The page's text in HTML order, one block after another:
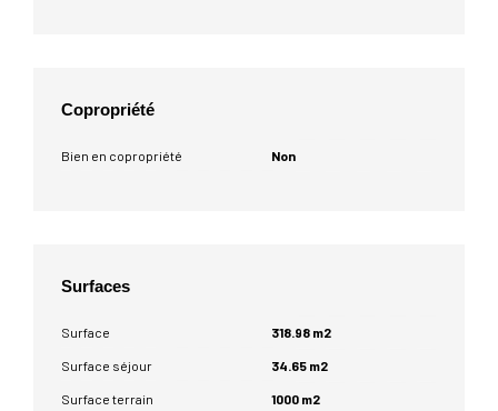
Copropriété
Bien en copropriété Non
Surfaces
Surface 318.98 m2
Surface séjour 34.65 m2
Surface terrain 1000 m2